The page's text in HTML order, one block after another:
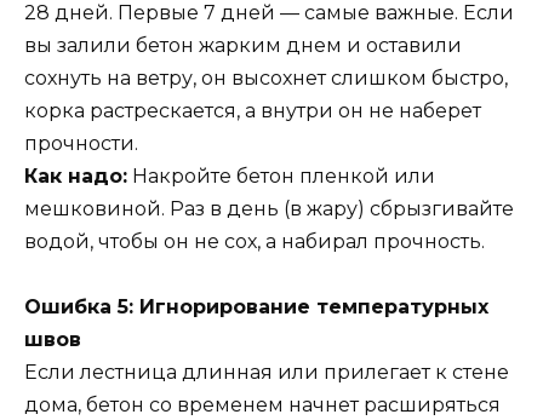
28 дней. Первые 7 дней — самые важные. Если
вы залили бетон жарким днем и оставили
сохнуть на ветру, он высохнет слишком быстро,
корка растрескается, а внутри он не наберет
прочности.
Как надо: Накройте бетон пленкой или
мешковиной. Раз в день (в жару) сбрызгивайте
водой, чтобы он не сох, а набирал прочность.
Ошибка 5: Игнорирование температурных
швов
Если лестница длинная или прилегает к стене
дома, бетон со временем начнет расширяться